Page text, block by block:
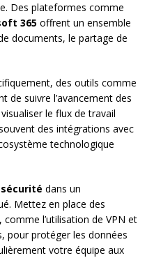
Des plateformes comme
365 offrent un ensemble
documents, le partage de
des outils comme
de suivre l’avancement des
le flux de travail
des intégrations avec
technologique
sécurité dans un
Mettez en place des
l’utilisation de VPN et
pour protéger les données
votre équipe aux